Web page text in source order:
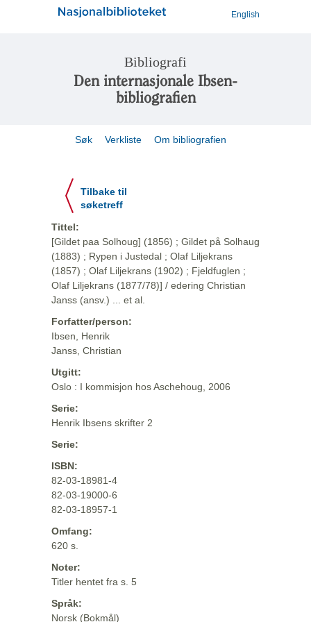
English
Bibliografi
Den internasjonale Ibsen-
bibliografien
Søk Verkliste Om bibliografien
Tilbake til
søketreff
Tittel:
[Gildet paa Solhoug] (1856) ; Gildet på Solhaug
(1883) ; Rypen i Justedal ; Olaf Liljekrans
(1857) ; Olaf Liljekrans (1902) ; Fjeldfuglen ;
Olaf Liljekrans (1877/78)] / edering Christian
Janss (ansv.) ... et al.
Forfatter/person:
Ibsen, Henrik
Janss, Christian
Utgitt:
Oslo : I kommisjon hos Aschehoug, 2006
Serie:
Henrik Ibsens skrifter 2
Serie:
ISBN:
82-03-18981-4
82-03-19000-6
82-03-18957-1
Omfang:
620 s.
Noter:
Titler hentet fra s. 5
Språk:
Norsk (Bokmål)